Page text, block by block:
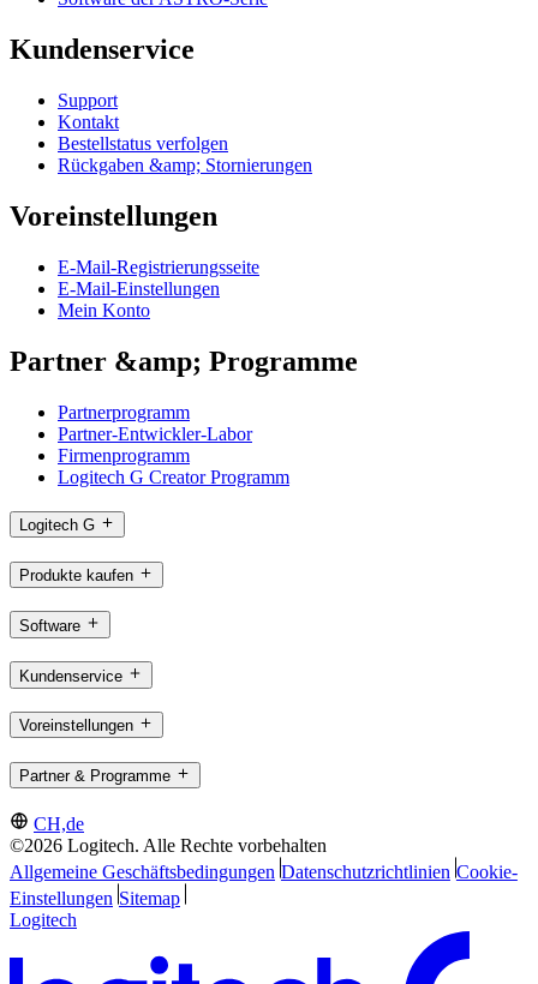
Kundenservice
Support
Kontakt
Bestellstatus verfolgen
Rückgaben &amp; Stornierungen
Voreinstellungen
E-Mail-Registrierungsseite
E-Mail-Einstellungen
Mein Konto
Partner &amp; Programme
Partnerprogramm
Partner-Entwickler-Labor
Firmenprogramm
Logitech G Creator Programm
Logitech G
Produkte kaufen
Software
Kundenservice
Voreinstellungen
Partner & Programme
CH,de
©2026 Logitech. Alle Rechte vorbehalten
Allgemeine Geschäftsbedingungen Datenschutzrichtlinien Cookie-
Einstellungen Sitemap
Logitech